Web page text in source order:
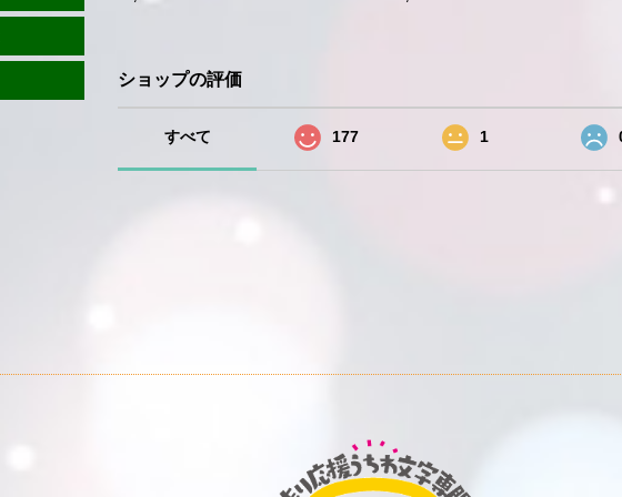
ショップの評価
すべて 177 1